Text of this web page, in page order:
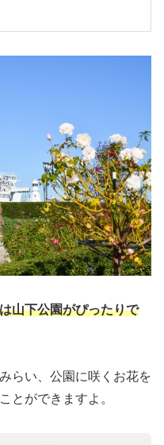
山下公園がぴったりで
らい、公園に咲くお花を
とができますよ。